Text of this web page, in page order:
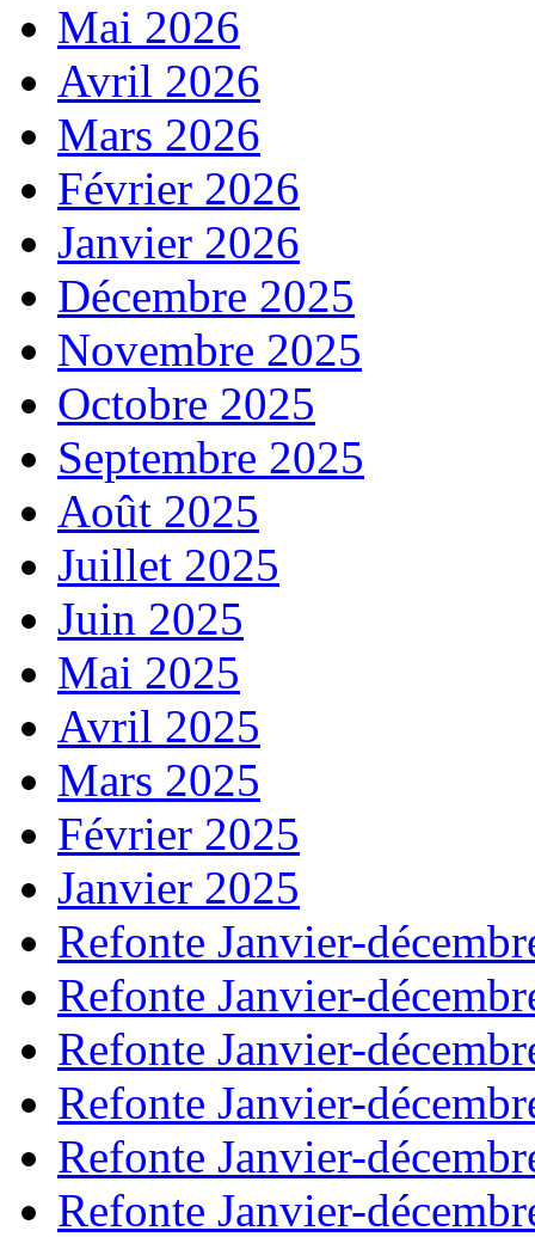
Mai 2026
Avril 2026
Mars 2026
Février 2026
Janvier 2026
Décembre 2025
Novembre 2025
Octobre 2025
Septembre 2025
Août 2025
Juillet 2025
Juin 2025
Mai 2025
Avril 2025
Mars 2025
Février 2025
Janvier 2025
Refonte Janvier-
Refonte Janvier-
Refonte Janvier-
Refonte Janvier-
Refonte Janvier-
Refonte Janvier-